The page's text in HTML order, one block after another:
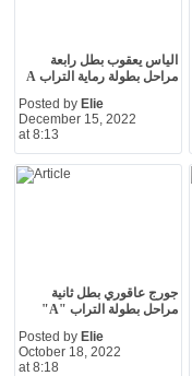
الياس يعقوب بطل رابعة
مراحل بطولة رماية التراب A
Posted by Elie
December 15, 2022
at 8:13
جورج عاقوري بطل ثانية
مراحل بطولة التراب "A"
Posted by Elie
October 18, 2022
at 8:18